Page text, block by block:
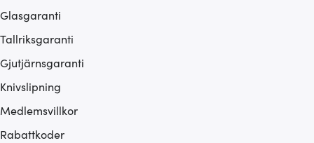
Glasgaranti
Tallriksgaranti
Gjutjärnsgaranti
Knivslipning
Medlemsvillkor
Rabattkoder